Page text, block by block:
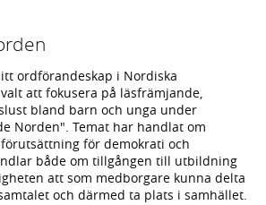
ordförandeskap i Nordiska
att fokusera på läsfrämjande,
bland barn och unga under
Norden". Temat har handlat om
för demokrati och
både om tillgången till utbildning
att som medborgare kunna delta
och därmed ta plats i samhället.